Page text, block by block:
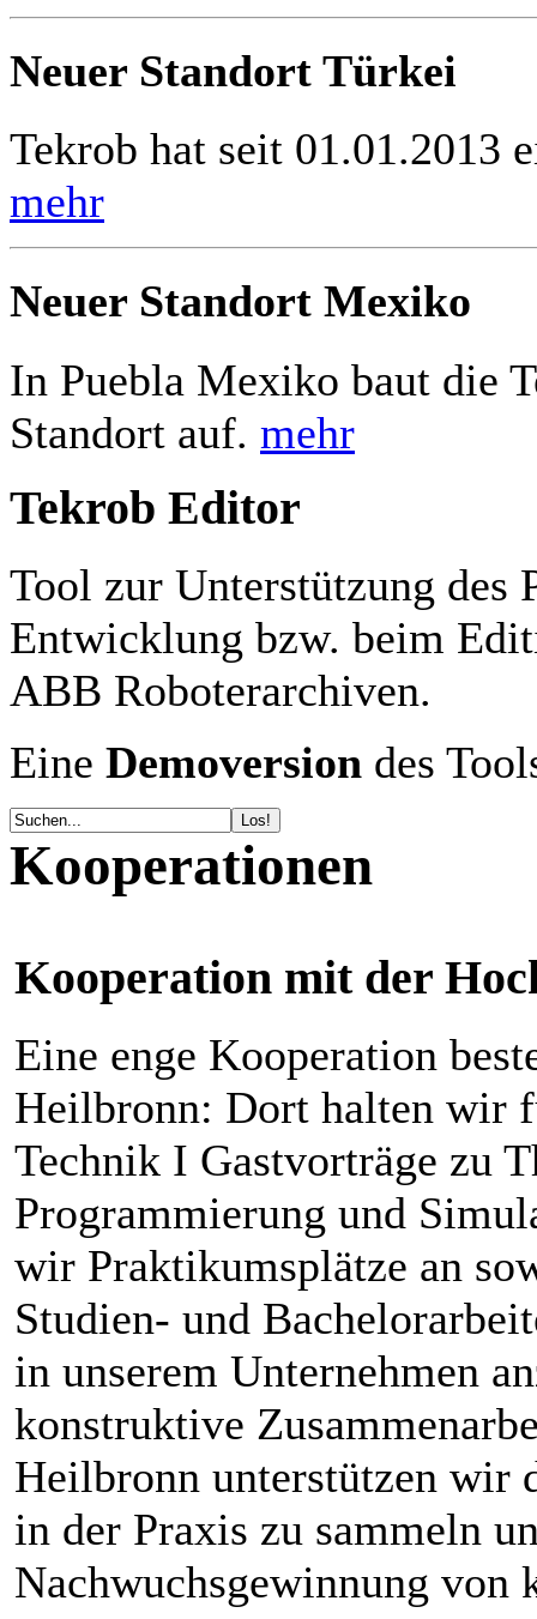
Neuer Standort Türkei
Tekrob hat seit 01.01.2013
mehr
Neuer Standort Mexiko
In Puebla Mexiko baut die
Standort auf. mehr
Tekrob Editor
Tool zur Unterstützung des
Entwicklung bzw. beim
ABB Roboterarchiven.
Eine Demoversion des
Kooperationen
Kooperation mit der
Eine enge Kooperation
Heilbronn: Dort halten wir
Technik I Gastvorträge zu
Programmierung und
wir Praktikumsplätze an
Studien- und
in unserem Unternehmen
konstruktive
Heilbronn unterstützen wir
in der Praxis zu sammeln
Nachwuchsgewinnung von